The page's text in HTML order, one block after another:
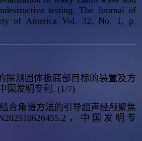
testing.The Journal of
of America Vol. 32, No. 1, p.
探测固体板底部目标的装置及方
国发明专利. (1/7)
合角谱方法的引导超声经颅聚焦
，中国发明专